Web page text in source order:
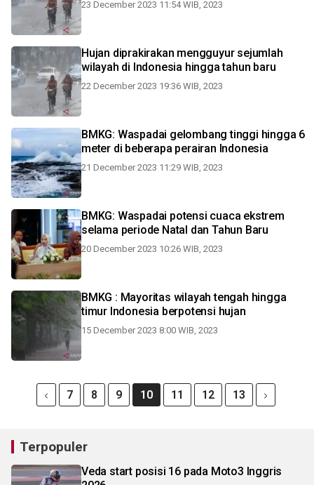
23 December 2023 11:54 WIB, 2023
Hujan diprakirakan mengguyur sejumlah
wilayah di Indonesia hingga tahun baru
22 December 2023 19:36 WIB, 2023
BMKG: Waspadai gelombang tinggi hingga 6
meter di beberapa perairan Indonesia
21 December 2023 11:29 WIB, 2023
BMKG: Waspadai potensi cuaca ekstrem
selama periode Natal dan Tahun Baru
20 December 2023 10:26 WIB, 2023
BMKG : Mayoritas wilayah tengah hingga
timur Indonesia berpotensi hujan
15 December 2023 8:00 WIB, 2023
7 8 9 10 11 12 13
Terpopuler
Veda start posisi 16 pada Moto3 Inggris